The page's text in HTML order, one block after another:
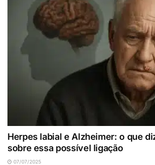
Herpes labial e Alzheimer: o que
sobre essa possível ligação
07/07/2025